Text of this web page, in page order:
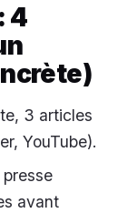
4
3 articles
YouTube).
avant